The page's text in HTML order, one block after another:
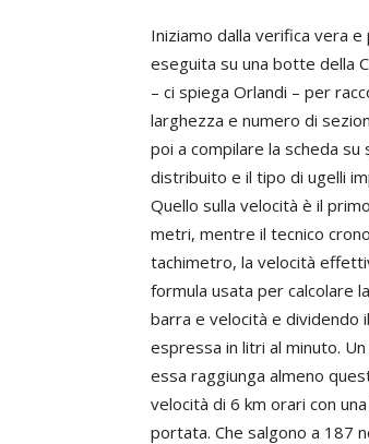
Iniziamo dalla verifica vera
eseguita su una botte della
– ci spiega Orlandi – per
larghezza e numero di
poi a compilare la scheda
distribuito e il tipo di ugelli
Quello sulla velocità è il
metri, mentre il tecnico
tachimetro, la velocità
formula usata per calcolare
barra e velocità e
espressa in litri al minuto.
essa raggiunga almeno
velocità di 6 km orari con
portata. Che salgono a 187